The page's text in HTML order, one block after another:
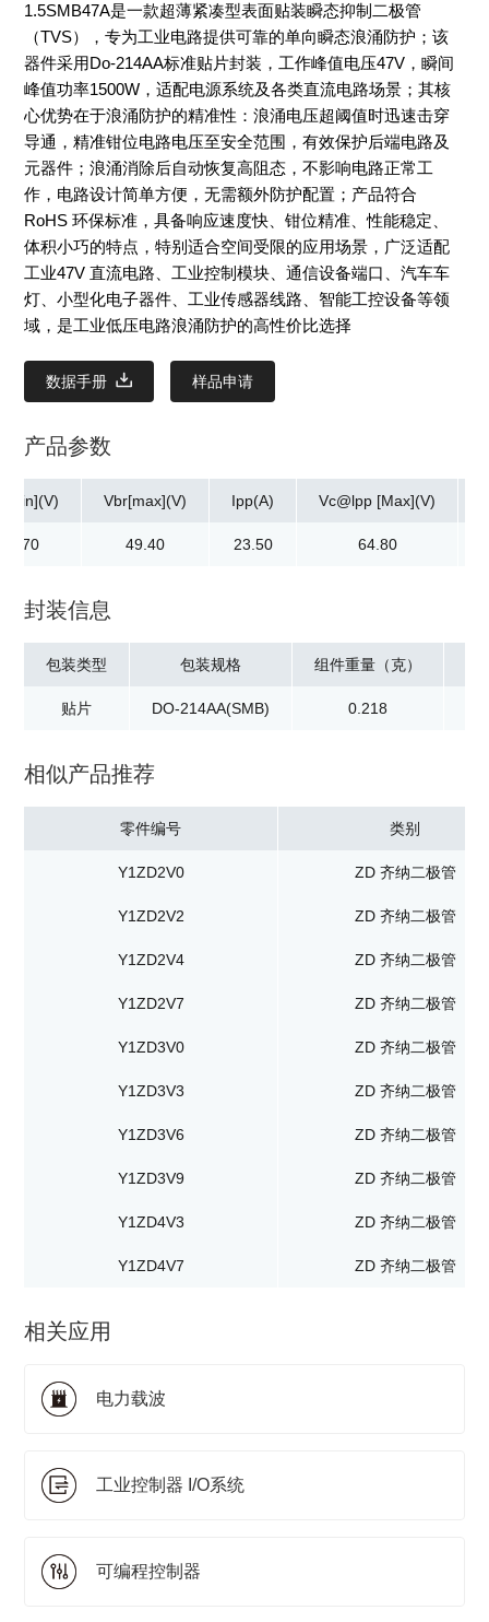
1.5SMB47A是一款超薄紧凑型表面贴装瞬态抑制二极管
（TVS），专为工业电路提供可靠的单向瞬态浪涌防护；该
器件采用Do-214AA标准贴片封装，工作峰值电压47V，瞬间
峰值功率1500W，适配电源系统及各类直流电路场景；其核
心优势在于浪涌防护的精准性：浪涌电压超阈值时迅速击穿
导通，精准钳位电路电压至安全范围，有效保护后端电路及
元器件；浪涌消除后自动恢复高阻态，不影响电路正常工
作，电路设计简单方便，无需额外防护配置；产品符合
RoHS 环保标准，具备响应速度快、钳位精准、性能稳定、
体积小巧的特点，特别适合空间受限的应用场景，广泛适配
工业47V 直流电路、工业控制模块、通信设备端口、汽车车
灯、小型化电子器件、工业传感器线路、智能工控设备等领
域，是工业低压电路浪涌防护的高性价比选择
数据手册 样品申请
产品参数
44.70
Vbr[max](V)
49.40
Ipp(A)
23.50
Vc@lpp [Max](V)
64.80
封装信息
包装类型
贴片
包装规格
DO-214AA(SMB)
组件重量（克）
0.218
相似产品推荐
零件编号 类别
Y1ZD2V0 ZD 齐纳二极管
Y1ZD2V2 ZD 齐纳二极管
Y1ZD2V4 ZD 齐纳二极管
Y1ZD2V7 ZD 齐纳二极管
Y1ZD3V0 ZD 齐纳二极管
Y1ZD3V3 ZD 齐纳二极管
Y1ZD3V6 ZD 齐纳二极管
Y1ZD3V9 ZD 齐纳二极管
Y1ZD4V3 ZD 齐纳二极管
Y1ZD4V7 ZD 齐纳二极管
相关应用
电力载波
工业控制器 I/O系统
可编程控制器